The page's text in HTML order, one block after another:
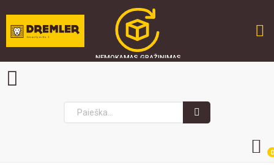
GREITAS PRISTATYMAS
NEMOKAMAS GRĄŽINIMAS
SAUGU PIRKTI
0